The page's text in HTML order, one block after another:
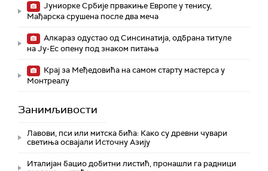
Јуниорке Србије првакиње Европе у тенису,
Мађарска срушена после два меча
Алкараз одустао од Синсинатија, одбрана титуле
на Ју-Ес опену под знаком питања
Крај за Међедовића на самом старту мастерса у
Монтреалу
Занимљивости
Лавови, пси или митска бића: Како су древни чувари
светиња освајали Источну Азију
Италијан бацио добитни листић, пронашли га радници